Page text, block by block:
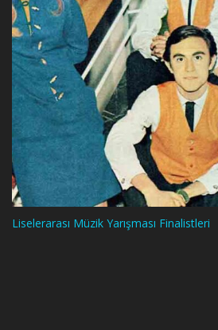
Liselerarası Müzik Yarışması Finalistleri